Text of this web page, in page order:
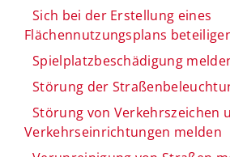
Sich bei der Erstellung eines
Flächennutzungsplans
Spielplatzbeschädigung
Störung der
Störung von Verkehrszeichen
Verkehrseinrichtungen melden